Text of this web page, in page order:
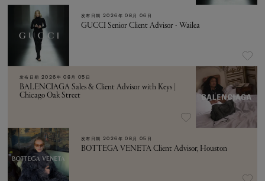
发布日期 2026年 08月 06日
GUCCI Senior Client Advisor - Wailea
发布日期 2026年 08月 05日
BALENCIAGA Sales & Client Advisor with Keys |
Chicago Oak Street
发布日期 2026年 08月 05日
BOTTEGA VENETA Client Advisor, Houston